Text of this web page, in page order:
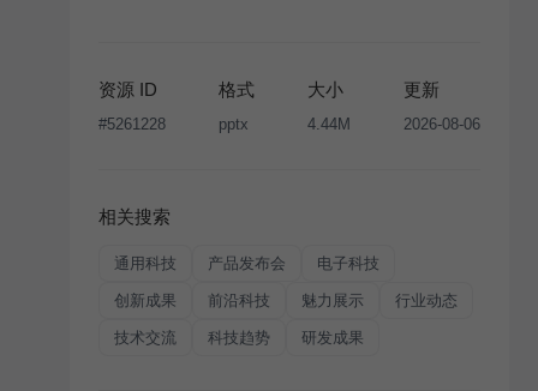
版权声明
条款，禁止任何形式的转让、出售或出租，未
经投权许可任何人不得擅自转载和分发，否则将接照我
资源 ID
#5261228
格式
pptx
大小
4.44M
更新
2026-08-06
相关搜索
通用科技 产品发布会 电子科技
创新成果 前沿科技 魅力展示 行业动态
技术交流 科技趋势 研发成果